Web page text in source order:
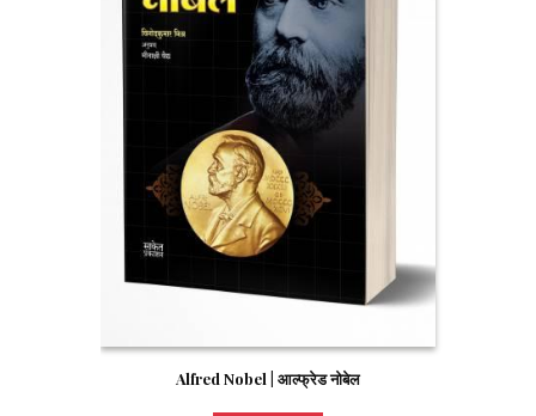
Alfred Nobel | आल्फ्रेड नोबेल